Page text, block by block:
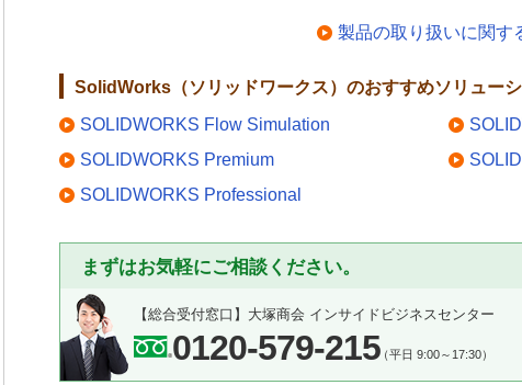
製品の取り扱いに関す
SolidWorks（ソリッドワークス）のおすすめソリュー
SOLIDWORKS Flow Simulation
SOLIDWORKS Premium
SOLIDWORKS Professional
まずはお気軽にご相談ください。
【総合受付窓口】 大塚商会 インサイドビジネスセンター
0120-579-215（平日 9:00～17:30）